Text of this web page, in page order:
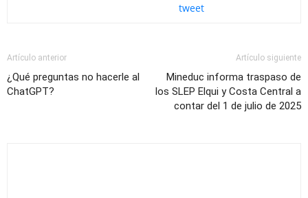
tweet
Artículo anterior
¿Qué preguntas no hacerle al
ChatGPT?
Artículo siguiente
Mineduc informa traspaso de
los SLEP Elqui y Costa Central a
contar del 1 de julio de 2025